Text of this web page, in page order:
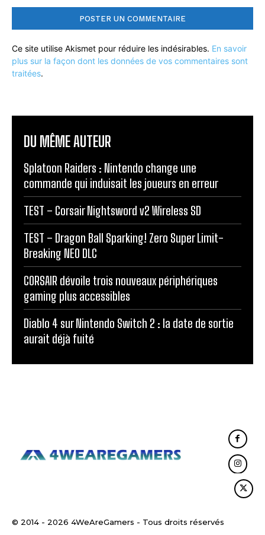
Ce site utilise Akismet pour réduire les indésirables. En savoir
plus sur la façon dont les données de vos commentaires sont
traitées.
DU MÊME AUTEUR
Splatoon Raiders : Nintendo change une
commande qui induisait les joueurs en erreur
TEST – Corsair Nightsword v2 Wireless SD
TEST – Dragon Ball Sparking! Zero Super Limit-
Breaking NEO DLC
CORSAIR dévoile trois nouveaux périphériques
gaming plus accessibles
Diablo 4 sur Nintendo Switch 2 : la date de sortie
aurait déjà fuité
© 2014 - 2026 4WeAreGamers - Tous droits réservés